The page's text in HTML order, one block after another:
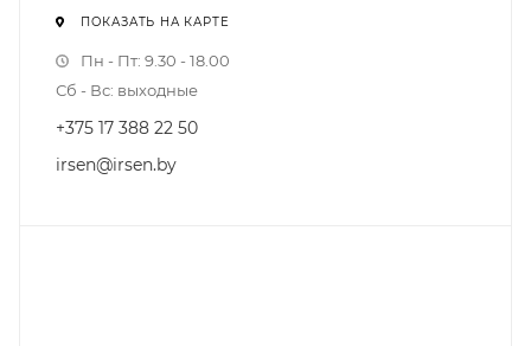
ПОКАЗАТЬ НА КАРТЕ
Пн - Пт: 9.30 - 18.00
Сб - Вс: выходные
+375 17 388 22 50
irsen@irsen.by